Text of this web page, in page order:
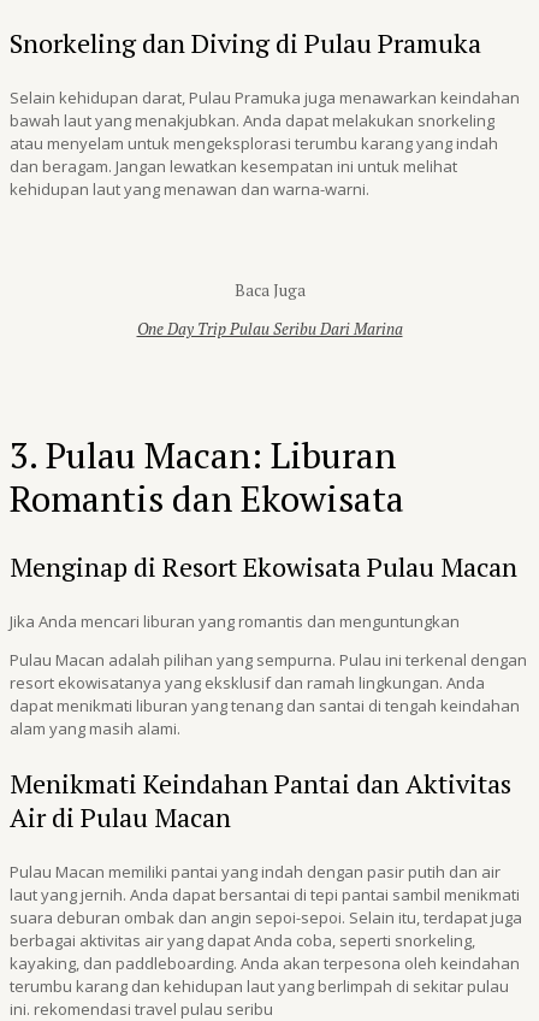
Snorkeling dan Diving di Pulau Pramuka
Selain kehidupan darat, Pulau Pramuka juga menawarkan keindahan
bawah laut yang menakjubkan. Anda dapat melakukan snorkeling
atau menyelam untuk mengeksplorasi terumbu karang yang indah
dan beragam. Jangan lewatkan kesempatan ini untuk melihat
kehidupan laut yang menawan dan warna-warni.
Baca Juga
One Day Trip Pulau Seribu Dari Marina
3. Pulau Macan: Liburan
Romantis dan Ekowisata
Menginap di Resort Ekowisata Pulau Macan
Jika Anda mencari liburan yang romantis dan menguntungkan
Pulau Macan adalah pilihan yang sempurna. Pulau ini terkenal dengan
resort ekowisatanya yang eksklusif dan ramah lingkungan. Anda
dapat menikmati liburan yang tenang dan santai di tengah keindahan
alam yang masih alami.
Menikmati Keindahan Pantai dan Aktivitas
Air di Pulau Macan
Pulau Macan memiliki pantai yang indah dengan pasir putih dan air
laut yang jernih. Anda dapat bersantai di tepi pantai sambil menikmati
suara deburan ombak dan angin sepoi-sepoi. Selain itu, terdapat juga
berbagai aktivitas air yang dapat Anda coba, seperti snorkeling,
kayaking, dan paddleboarding. Anda akan terpesona oleh keindahan
terumbu karang dan kehidupan laut yang berlimpah di sekitar pulau
ini. rekomendasi travel pulau seribu